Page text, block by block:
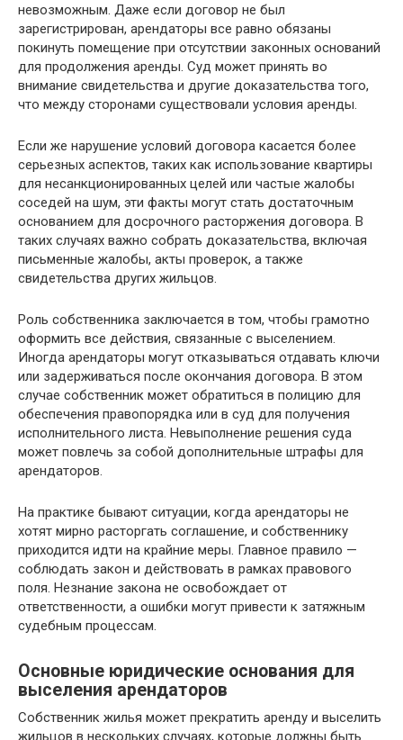
невозможным. Даже если договор не был
зарегистрирован, арендаторы все равно обязаны
покинуть помещение при отсутствии законных оснований
для продолжения аренды. Суд может принять во
внимание свидетельства и другие доказательства того,
что между сторонами существовали условия аренды.
Если же нарушение условий договора касается более
серьезных аспектов, таких как использование квартиры
для несанкционированных целей или частые жалобы
соседей на шум, эти факты могут стать достаточным
основанием для досрочного расторжения договора. В
таких случаях важно собрать доказательства, включая
письменные жалобы, акты проверок, а также
свидетельства других жильцов.
Роль собственника заключается в том, чтобы грамотно
оформить все действия, связанные с выселением.
Иногда арендаторы могут отказываться отдавать ключи
или задерживаться после окончания договора. В этом
случае собственник может обратиться в полицию для
обеспечения правопорядка или в суд для получения
исполнительного листа. Невыполнение решения суда
может повлечь за собой дополнительные штрафы для
арендаторов.
На практике бывают ситуации, когда арендаторы не
хотят мирно расторгать соглашение, и собственнику
приходится идти на крайние меры. Главное правило —
соблюдать закон и действовать в рамках правового
поля. Незнание закона не освобождает от
ответственности, а ошибки могут привести к затяжным
судебным процессам.
Основные юридические основания для
выселения арендаторов
Собственник жилья может прекратить аренду и выселить
жильцов в нескольких случаях, которые должны быть